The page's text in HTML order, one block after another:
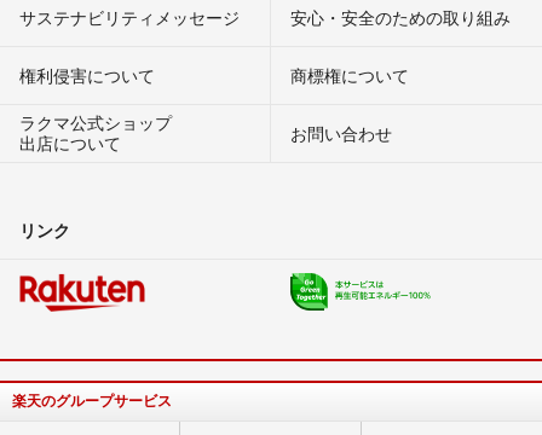
サステナビリティメッセージ 安心・安全のための取り組み
権利侵害について
商標権について
ラクマ公式ショップ
出店について
お問い合わせ
リンク
楽天のグループサービス